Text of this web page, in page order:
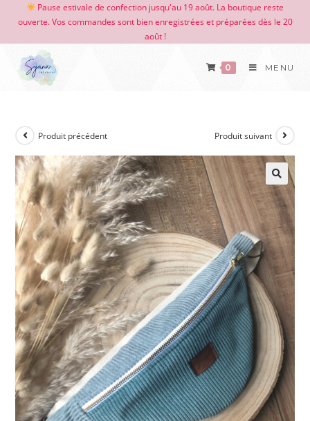
Pause estivale de confection jusqu'au 19 août. La boutique reste
ouverte. Vos commandes sont bien enregistrées et préparées dès le 20
août !
0 MENU
Produit précédent Produit suivant